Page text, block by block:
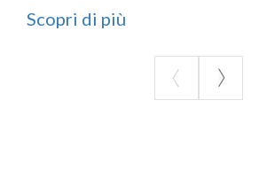
Scopri di più